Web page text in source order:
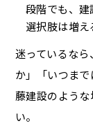
段階でも、
選択肢は増え
迷っているな
か」「いつま
藤建設のよう
い。